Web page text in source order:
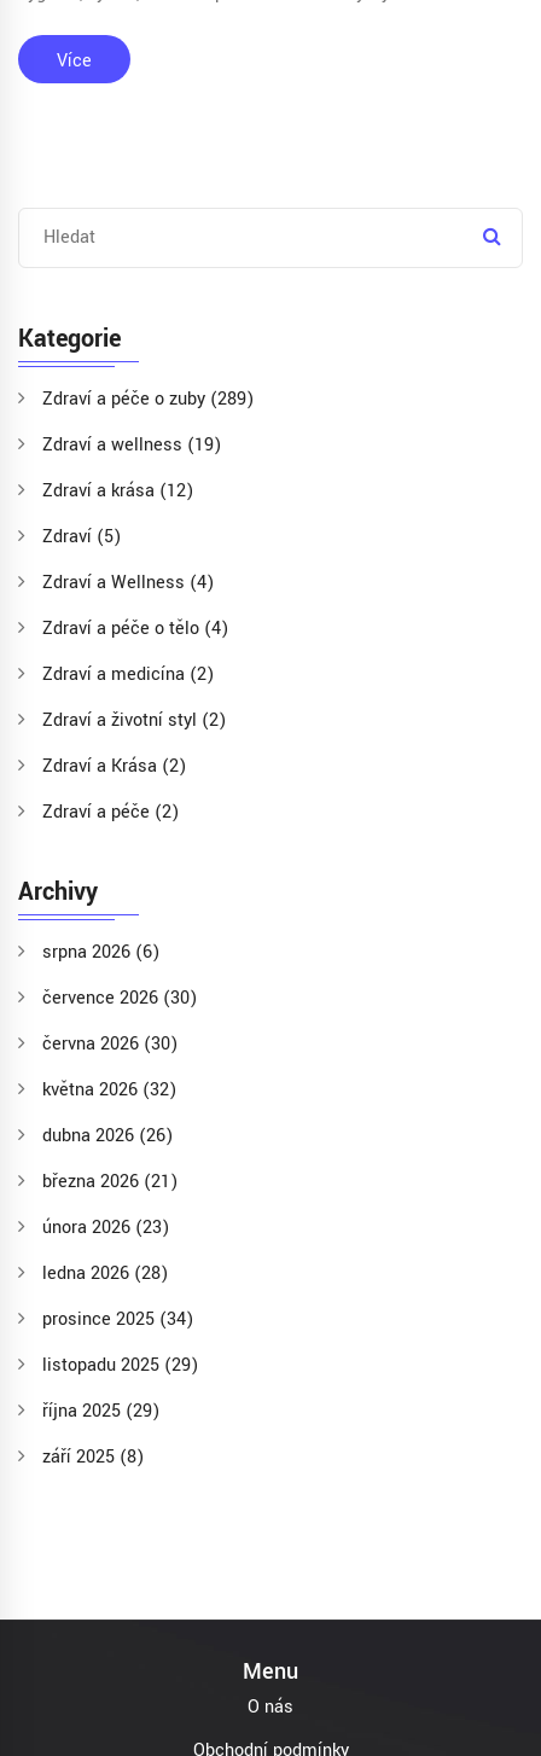
Více
Kategorie
Zdraví a péče o zuby (289)
Zdraví a wellness (19)
Zdraví a krása (12)
Zdraví (5)
Zdraví a Wellness (4)
Zdraví a péče o tělo (4)
Zdraví a medicína (2)
Zdraví a životní styl (2)
Zdraví a Krása (2)
Zdraví a péče (2)
Archivy
srpna 2026 (6)
července 2026 (30)
června 2026 (30)
května 2026 (32)
dubna 2026 (26)
března 2026 (21)
února 2026 (23)
ledna 2026 (28)
prosince 2025 (34)
listopadu 2025 (29)
října 2025 (29)
září 2025 (8)
Menu
O nás
Obchodní podmínky